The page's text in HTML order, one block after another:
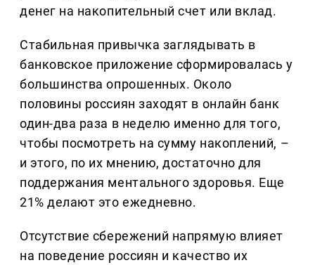
денег на накопительный счет или вклад.
Стабильная привычка заглядывать в
банковское приложение сформировалась у
большинства опрошенных. Около
половины россиян заходят в онлайн банк
один-два раза в неделю именно для того,
чтобы посмотреть на сумму накоплений, –
и этого, по их мнению, достаточно для
поддержания ментального здоровья. Еще
21% делают это ежедневно.
Отсутствие сбережений напрямую влияет
на поведение россиян и качество их